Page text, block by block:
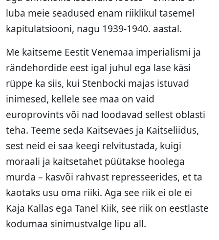
luba meie seadused enam riiklikul tasemel
kapitulatsiooni, nagu 1939-1940. aastal.
Me kaitseme Eestit Venemaa imperialismi ja
rändehordide eest igal juhul ega lase käsi
rüppe ka siis, kui Stenbocki majas istuvad
inimesed, kellele see maa on vaid
europrovints või nad loodavad sellest oblasti
teha. Teeme seda Kaitseväes ja Kaitseliidus,
sest neid ei saa keegi relvitustada, kuigi
moraali ja kaitsetahet püütakse hoolega
murda – kasvõi rahvast represseerides, et ta
kaotaks usu oma riiki. Aga see riik ei ole ei
Kaja Kallas ega Tanel Kiik, see riik on eestlaste
kodumaa sinimustvalge lipu all.